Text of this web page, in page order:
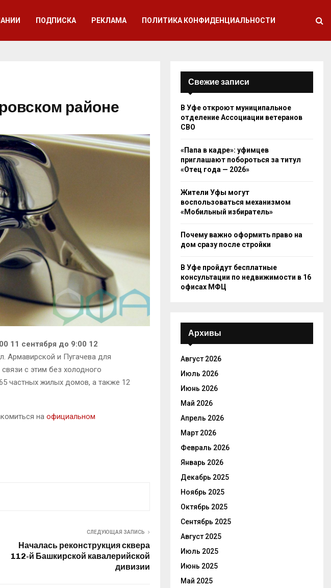
ПОДПИСКА РЕКЛАМА ПОЛИТИКА КОНФИДЕНЦИАЛЬНОСТИ
районе
11 сентября до 9:00 12
Армавирской и Пугачева для
с этим без холодного
частных жилых домов, а также 12
на официальном
СЛЕДУЮЩАЯ ЗАПИСЬ
Началась реконструкция сквера
112-й Башкирской кавалерийской
дивизии
Свежие записи
В Уфе откроют муниципальное
отделение Ассоциации ветеранов
СВО
«Папа в кадре»: уфимцев
приглашают побороться за титул
«Отец года — 2026»
Жители Уфы могут
воспользоваться механизмом
«Мобильный избиратель»
Почему важно оформить право на
дом сразу после стройки
В Уфе пройдут бесплатные
консультации по недвижимости в 16
офисах МФЦ
Архивы
Август 2026
Июль 2026
Июнь 2026
Май 2026
Апрель 2026
Март 2026
Февраль 2026
Январь 2026
Декабрь 2025
Ноябрь 2025
Октябрь 2025
Сентябрь 2025
Август 2025
Июль 2025
Июнь 2025
Май 2025